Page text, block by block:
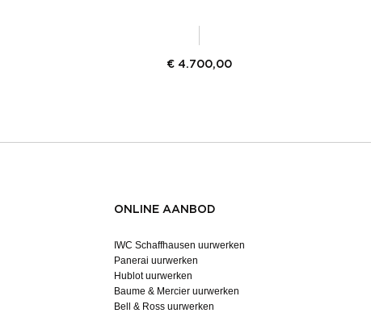
€ 4.700,00
ONLINE AANBOD
IWC Schaffhausen uurwerken
Panerai uurwerken
Hublot uurwerken
Baume & Mercier uurwerken
Bell & Ross uurwerken